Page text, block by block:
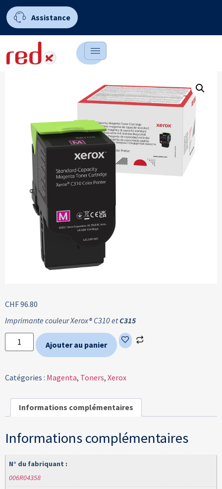
Assistance
0
CHF96.80
Imprimante couleur Xerox® C310 etC315
Ajouter au panier
Catégories : Magenta, Toners, Xerox
Informations complémentaires
Informations complémentaires
N° du fabriquant :
006R04358